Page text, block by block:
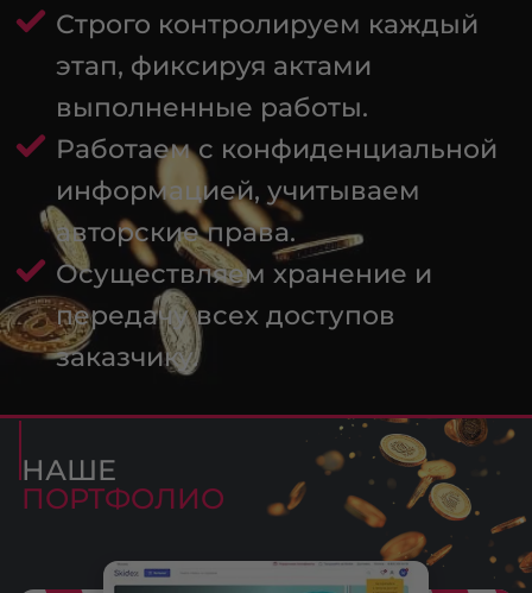
Строго контролируем каждый
этап, фиксируя актами
выполненные работы.
Работаем с конфиденциальной
информацией, учитываем
авторские права.
Осуществляем хранение и
передачу всех доступов
заказчику.
НАШЕ
ПОРТФОЛИО